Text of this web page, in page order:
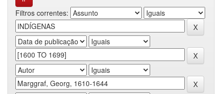
Filtros correntes: